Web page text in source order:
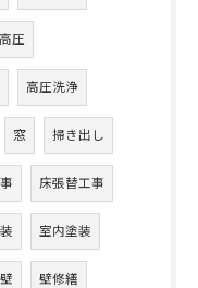
圧
高圧洗浄
窓 掃き出し
床張替工事
室内塗装
壁 壁修繕